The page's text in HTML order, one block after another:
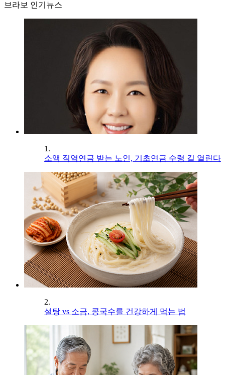
브라보 인기뉴스
1.
소액 직역연금 받는 노인, 기초연금 수령 길 열린다
2.
설탕 vs 소금, 콩국수를 건강하게 먹는 법